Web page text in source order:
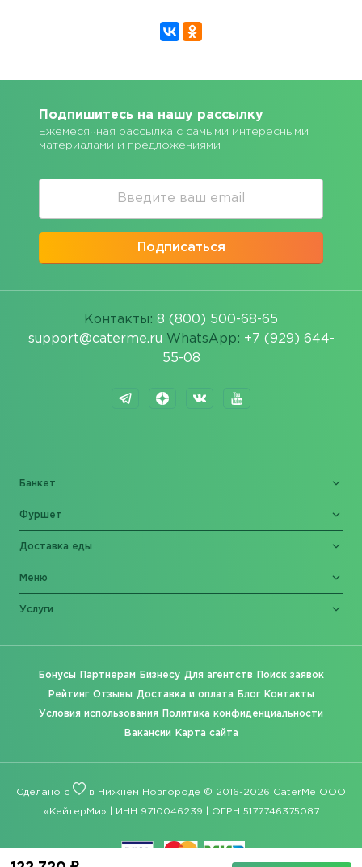
Подпишитесь на нашу рассылку
Ежемесячная рассылка с самыми интересными
материалами и предложениями
Подписаться
Контакты: 8 (800) 500-68-65
support@caterme.ru WhatsApp: +7 (929) 644-
55-08
Банкет
Фуршет
Доставка еды
Меню
Услуги
Бонусы Партнерам Бизнесу Для агентств Поиск заявок
Рейтинг Отзывы Доставка и оплата Блог Контакты
Условия использования Политика конфиденциальности
Вакансии Карта сайта
Сделано с в Нижнем Новгороде © 2016-2026 CaterMe ООО
«КейтерМи» | ИНН 9710046239 | ОГРН 5177746375087